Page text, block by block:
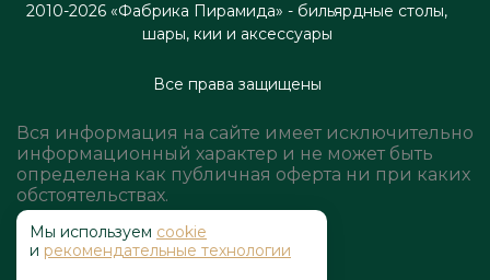
2010-2026 «Фабрика Пирамида» - бильярдные столы,
шары, кии и аксессуары
Все права защищены
Вся информация на сайте имеет исключительно
информационный характер и не может быть
определена как публичная оферта ни при каких
обстоятельствах.
Мы используем cookie
и рекомендательные технологии